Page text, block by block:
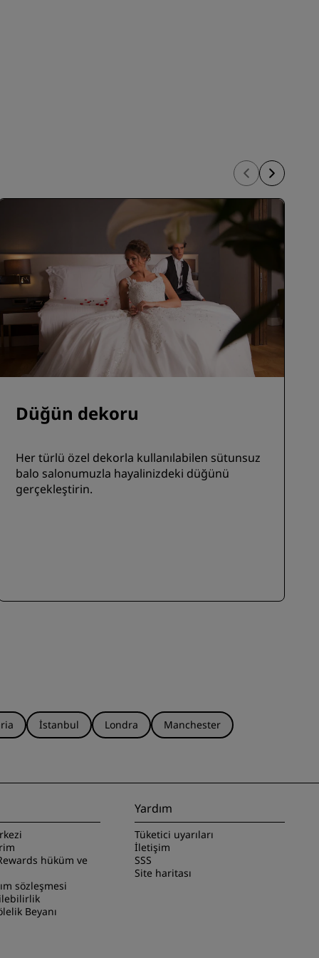
Düğün dekoru
Her türlü özel dekorla kullanılabilen sütunsuz
balo salonumuzla hayalinizdeki düğünü
gerçekleştirin.
İstanbul Londra
Manchester
hüküm ve
sözleşmesi
Beyanı
Yardım
Tüketici uyarıları
İletişim
SSS
Site haritası